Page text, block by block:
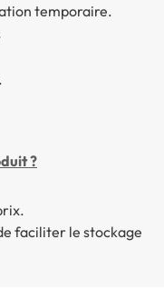
temporaire.
?
faciliter le stockage